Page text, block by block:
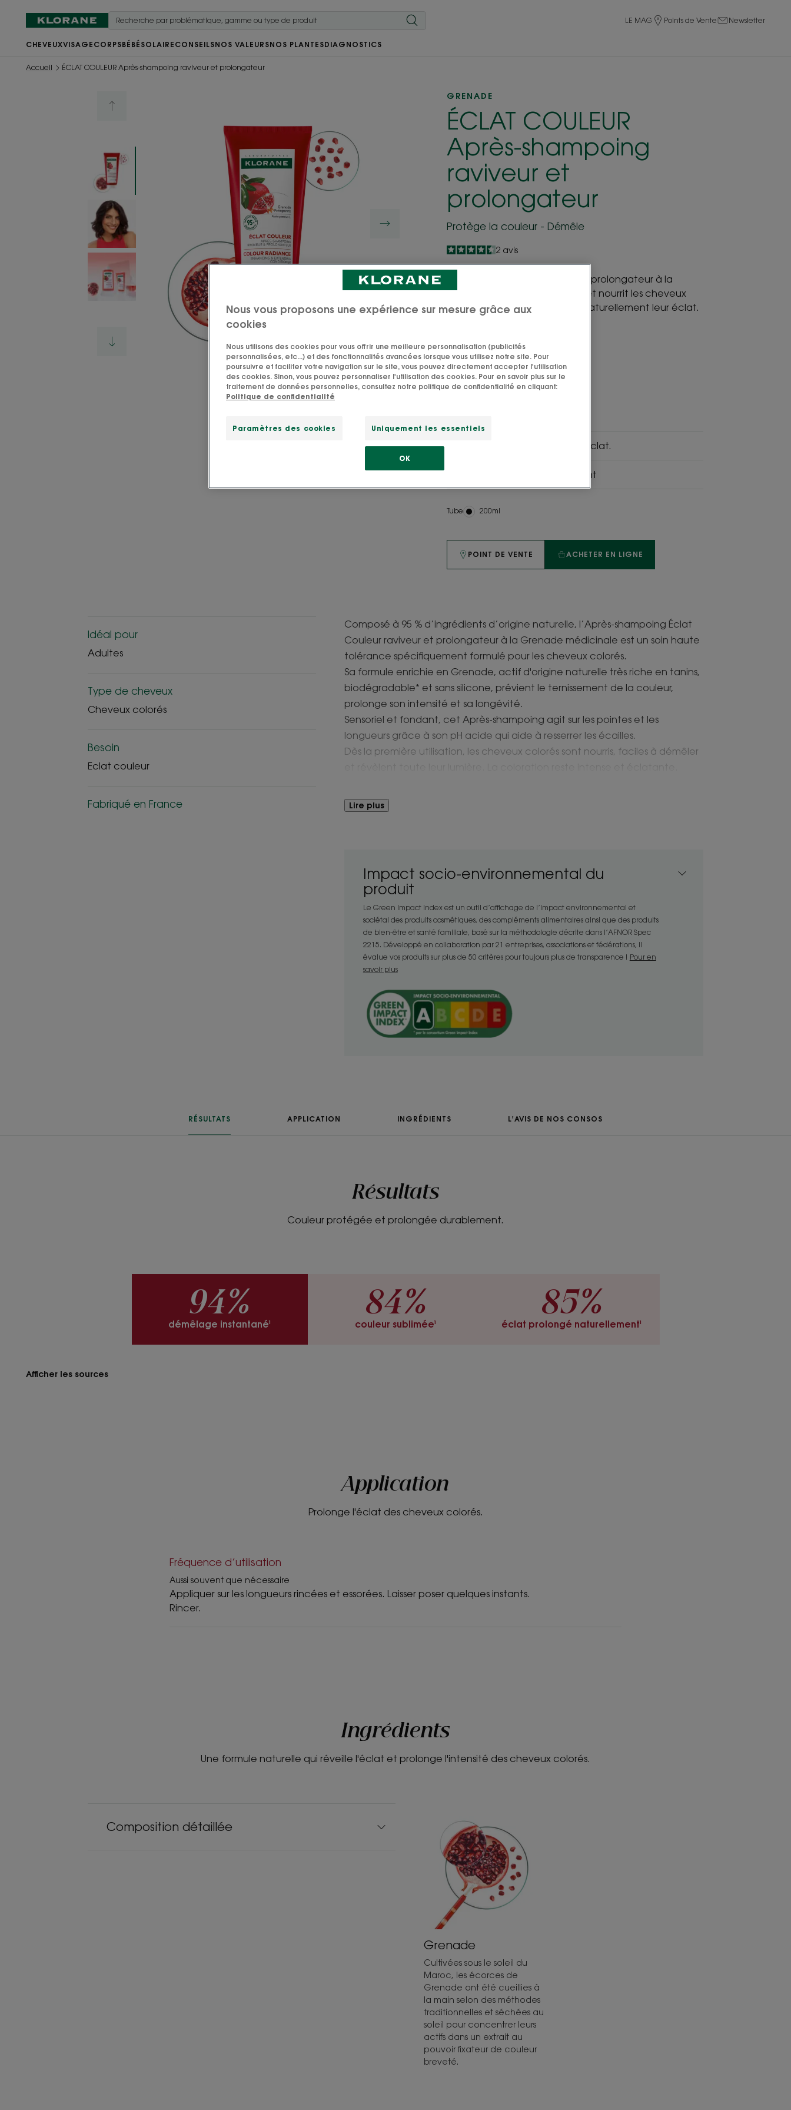
LE MAG Points de Vente Newsletter
CHEVEUXVISAGE CORPSBÉBÉ SOLAIRE CONSEILSNOS VALEURSNOS PLANTESDIAGNOSTICS
Accueil ÉCLAT COULEUR Après-shampoing raviveur et prolongateur
GRENADE
ÉCLAT COULEUR
Après-shampoing
raviveur et
prolongateur
Protège la couleur - Démêle
4.5
/
5
-
2 avis
L’Après-shampoing raviveur et prolongateur à la
Grenade médicinale démêle et nourrit les cheveux
colorés tout en prolongeant naturellement leur éclat.
SVG 95%
d'ingrédients
Fabriqué
en
Haute
Tolérance
Sublime la couleur, prolonge l'éclat.
Démêlant, nourrissant, illuminant
Tube Tube
200ml
POINT DE VENTE ACHETER EN LIGNE
Idéal pour
Adultes
Type de cheveux
Cheveux colorés
Besoin
Eclat couleur
Fabriqué en France
Composé à 95 % d’ingrédients d’origine naturelle, l’Après-shampoing Éclat
Couleur raviveur et prolongateur à la Grenade médicinale est un soin haute
tolérance spécifiquement formulé pour les cheveux colorés.
Sa formule enrichie en Grenade, actif d'origine naturelle très riche en tanins,
biodégradable* et sans silicone, prévient le ternissement de la couleur,
prolonge son intensité et sa longévité.
Sensoriel et fondant, cet Après-shampoing agit sur les pointes et les
longueurs grâce à son pH acide qui aide à resserrer les écailles.
Dès la première utilisation, les cheveux colorés sont nourris, faciles à démêler
Avantages
un seul geste.
Un soin sensoriel destiné aux cheveux colorés qui ne veulent pas perdre de
leur éclat.
Bénéfices
- Démêle : sa formule crémeuse s’applique et se rince facilement pour un
démêlage en douceur des cheveux colorés.
douceur et souplesse.
- Prolonge : sublimateur, il prolonge la longévité de la couleur et améliore
l’éclat des cheveux colorés immédiatement après la 1re application**.
Senteur du contenu
Lire plus
Impact socio-environnemental du
produit
Le Green Impact Index est un outil d’affichage de l’impact environnemental et
sociétal des produits cosmétiques, des compléments alimentaires ainsi que des produits
de bien-être et santé familiale, basé sur la méthodologie décrite dans l’AFNOR Spec
2215. Développé en collaboration par 21 entreprises, associations et fédérations, il
évalue vos produits sur plus de 50 critères pour toujours plus de transparence ! Pour en
savoir plus
RÉSULTATS APPLICATION INGRÉDIENTS L'AVIS DE NOS CONSOS
Résultats
Couleur protégée et prolongée durablement.
94%
démêlage instantané¹
84%
couleur sublimée¹
85%
éclat prolongé naturellement¹
Afficher les sources
Application
Prolonge l'éclat des cheveux colorés.
Fréquence d’utilisation
Aussi souvent que nécessaire
Appliquer sur les longueurs rincées et essorées. Laisser poser quelques instants.
Rincer.
Ingrédients
Une formule naturelle qui réveille l'éclat et prolonge l'intensité des cheveux colorés.
Composition détaillée
Grenade
Cultivées sous le soleil du
Maroc, les écorces de
Grenade ont été cueillies à
la main selon des méthodes
traditionnelles et séchées au
soleil pour concentrer leurs
actifs dans un extrait au
pouvoir fixateur de couleur
breveté.
Nous vous proposons une expérience sur mesure grâce aux
cookies
Nous utilisons des cookies pour vous offrir une meilleure personnalisation (publicités
personnalisées, etc...) et des fonctionnalités avancées lorsque vous utilisez notre site. Pour
poursuivre et faciliter votre navigation sur le site, vous pouvez directement accepter l'utilisation
des cookies. Sinon, vous pouvez personnaliser l'utilisation des cookies. Pour en savoir plus sur le
traitement de données personnelles, consultez notre politique de confidentialité en cliquant:
Politique de confidentialité
Paramètres des cookies Uniquement les essentiels
OK